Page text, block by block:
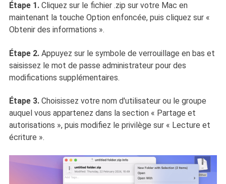
Étape 1.Cliquez sur le fichier .zip sur votre Mac en
maintenant la touche Option enfoncée, puis cliquez sur «
Obtenir des informations ».
Étape 2.Appuyez sur le symbole de verrouillage en bas et
saisissez le mot de passe administrateur pour des
modifications supplémentaires.
Étape 3.Choisissez votre nom d'utilisateur ou le groupe
auquel vous appartenez dans la section « Partage et
autorisations », puis modifiez le privilège sur « Lecture et
écriture ».